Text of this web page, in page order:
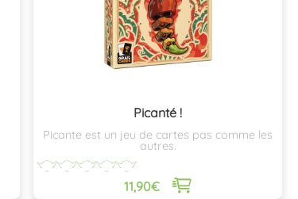
Picanté !
Picante est un jeu de cartes pas comme les
autres.
11,90€